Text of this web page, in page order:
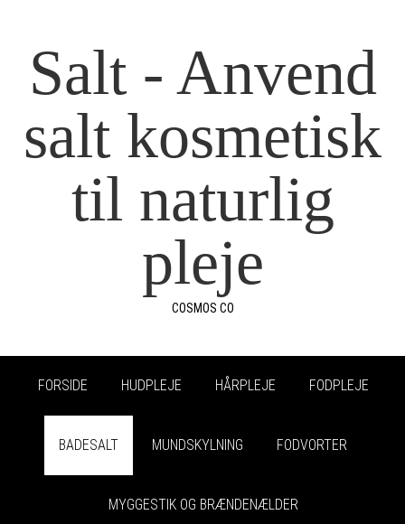
Salt - Anvend
salt kosmetisk
til naturlig
pleje
COSMOS CO
FORSIDE HUDPLEJE HÅRPLEJE FODPLEJE
BADESALT MUNDSKYLNING FODVORTER
MYGGESTIK OG BRÆNDENÆLDER